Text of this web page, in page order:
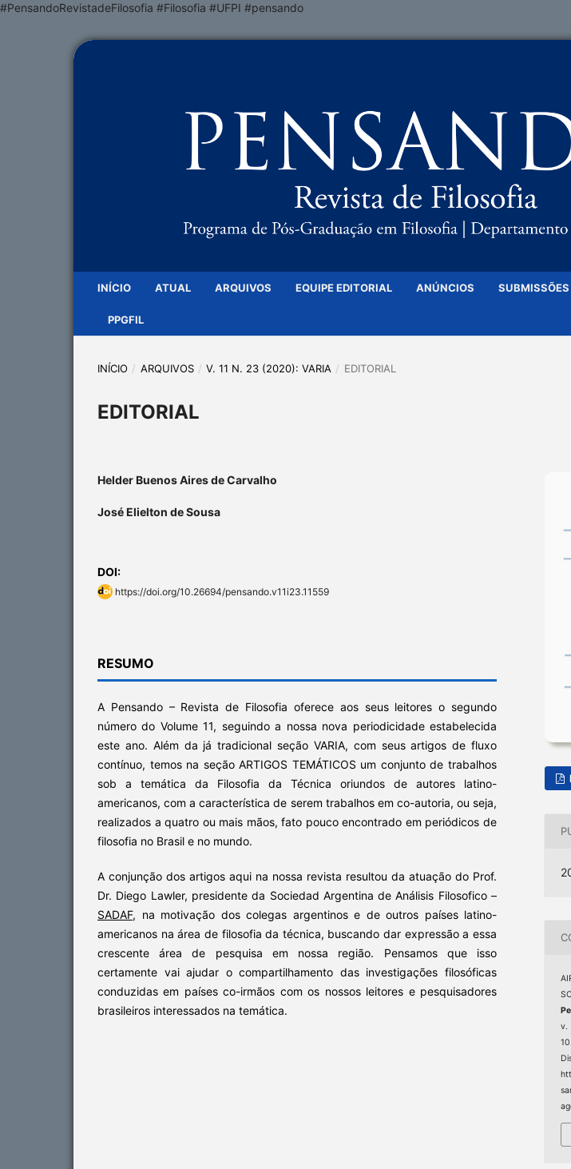
#PensandoRevistadeFilosofia #Filosofia #UFPI #pensando
INÍCIO ATUAL ARQUIVOS EQUIPE EDITORIAL ANÚNCIOS SUBMISSÕES
PPGFIL
INÍCIO / ARQUIVOS / V. 11 N. 23 (2020): VARIA / EDITORIAL
EDITORIAL
Helder Buenos Aires de Carvalho
José Elielton de Sousa
DOI:
https://doi.org/10.26694/pensando.v11i23.11559
RESUMO
A Pensando – Revista de Filosofia oferece aos seus leitores o segundo
número do Volume 11, seguindo a nossa nova periodicidade estabelecida
este ano. Além da já tradicional seção VARIA, com seus artigos de fluxo
contínuo, temos na seção ARTIGOS TEMÁTICOS um conjunto de trabalhos
sob a temática da Filosofia da Técnica oriundos de autores latino-
americanos, com a característica de serem trabalhos em co-autoria, ou seja,
realizados a quatro ou mais mãos, fato pouco encontrado em periódicos de
filosofia no Brasil e no mundo.
A conjunção dos artigos aqui na nossa revista resultou da atuação do Prof.
Dr. Diego Lawler, presidente da Sociedad Argentina de Análisis Filosofico –
SADAF, na motivação dos colegas argentinos e de outros países latino-
americanos na área de filosofia da técnica, buscando dar expressão a essa
crescente área de pesquisa em nossa região. Pensamos que isso
certamente vai ajudar o compartilhamento das investigações filosóficas
conduzidas em países co-irmãos com os nossos leitores e pesquisadores
brasileiros interessados na temática.